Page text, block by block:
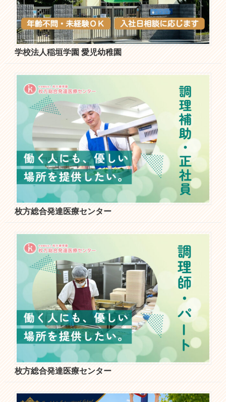
学校法人稲垣学園 愛児幼稚園
枚方総合発達医療センター
枚方総合発達医療センター